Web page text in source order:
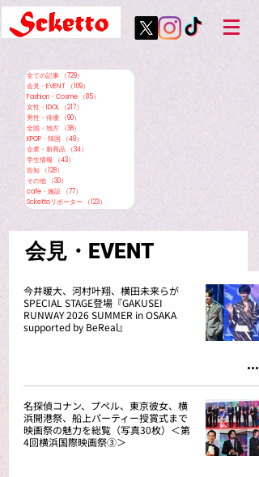
全ての記事 （729）
会見・EVENT
（109）
Fashion・Cosme
（85）
女性・IDOL
（217）
男性・俳優
（90）
全国・地方
（38）
KPOP・韓国
（49）
企業・新商品
（34）
学生情報
（43）
告知
（128）
その他
（30）
cafe・施設
（77）
Sckettoリポーター
（123） 123件の記事
会見・EVENT
今井暖大、河村叶翔、横田未来らが
SPECIAL STAGE登場『GAKUSEI
RUNWAY 2026 SUMMER in OSAKA
supported by BeReal』
名探偵コナン、プペル、東京彼女、横
浜開港祭、船上パーティー授賞式まで
映画祭の魅力を総覧（写真30枚）＜第
4回横浜国際映画祭③＞